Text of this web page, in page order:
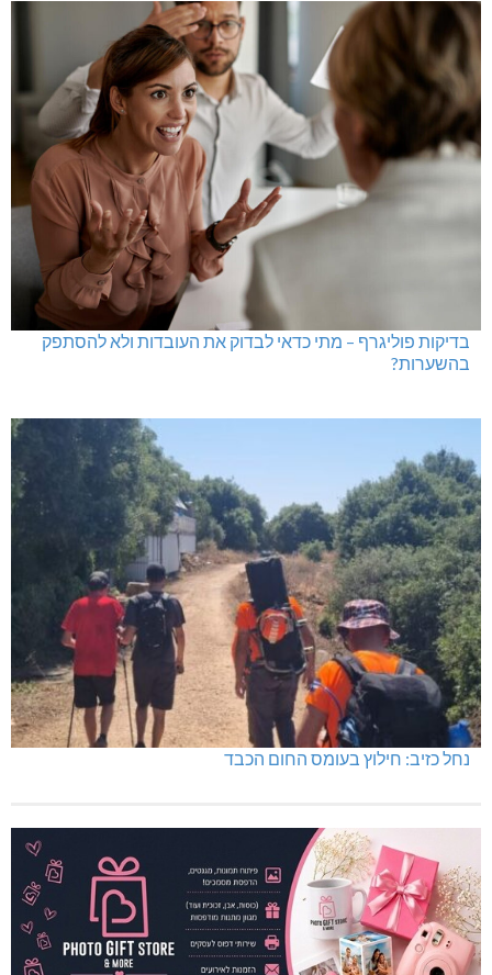
בדיקות פוליגרף – מתי כדאי לבדוק את העובדות ולא להסתפק
בהשערות?
נחל כזיב: חילוץ בעומס החום הכבד